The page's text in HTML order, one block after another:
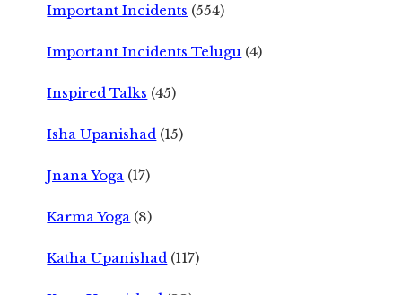
Important Incidents (554)
Important Incidents Telugu (4)
Inspired Talks (45)
Isha Upanishad (15)
Jnana Yoga (17)
Karma Yoga (8)
Katha Upanishad (117)